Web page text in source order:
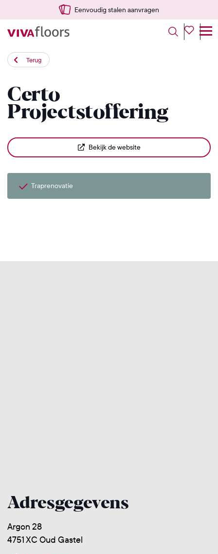
Eenvoudig stalen aanvragen
Terug
Certo
Projectstoffering
Bekijk de website
Traprenovatie
Adresgegevens
Argon 28
4751 XC Oud Gastel